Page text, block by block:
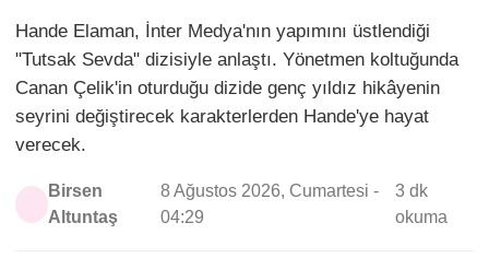
Hande Elaman, İnter Medya'nın yapımını üstlendiği
"Tutsak Sevda" dizisiyle anlaştı. Yönetmen koltuğunda
Canan Çelik'in oturduğu dizide genç yıldız hikâyenin
seyrini değiştirecek karakterlerden Hande'ye hayat
verecek.
Birsen
Altuntaş
8 Ağustos 2026, Cumartesi -
04:29
3 dk
okuma